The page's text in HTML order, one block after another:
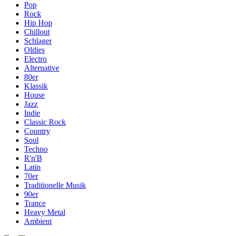
Pop
Rock
Hip Hop
Chillout
Schlager
Oldies
Electro
Alternative
80er
Klassik
House
Jazz
Indie
Classic Rock
Country
Soul
Techno
R'n'B
Latin
70er
Traditionelle Musik
90er
Trance
Heavy Metal
Ambient